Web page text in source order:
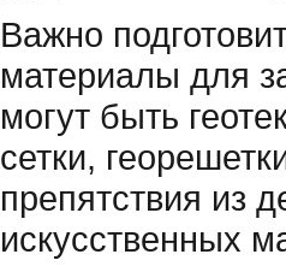
Важно
материалы для
могут быть
сетки,
препятствия из
искусственных